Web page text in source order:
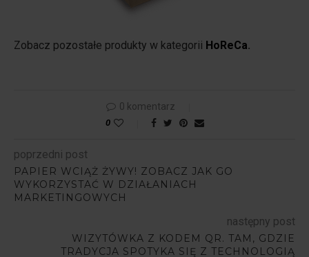
Zobacz pozostałe produkty w kategorii HoReCa.
0 komentarz
0
poprzedni post
PAPIER WCIĄŻ ŻYWY! ZOBACZ JAK GO
WYKORZYSTAĆ W DZIAŁANIACH
MARKETINGOWYCH
następny post
WIZYTÓWKA Z KODEM QR. TAM, GDZIE
TRADYCJA SPOTYKA SIĘ Z TECHNOLOGIĄ